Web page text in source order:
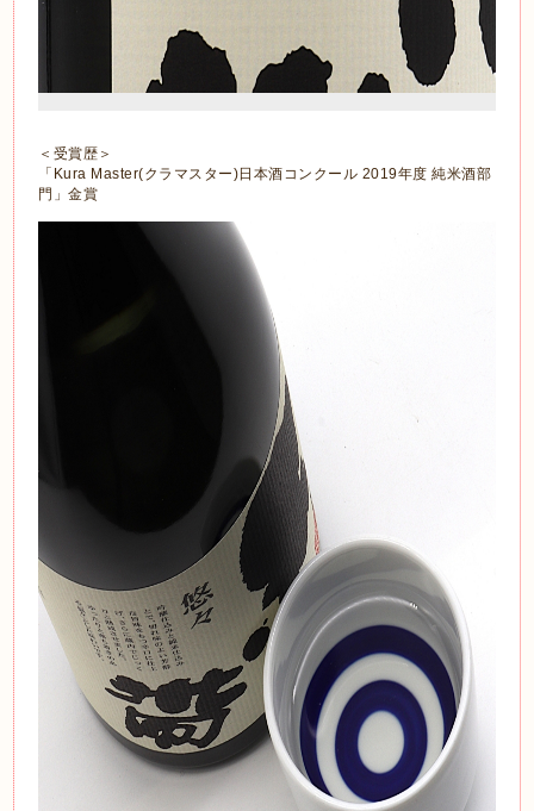
＜受賞歴＞
「Kura Master(クラマスター)日本酒コンクール 2019年度 純米酒部
門」金賞